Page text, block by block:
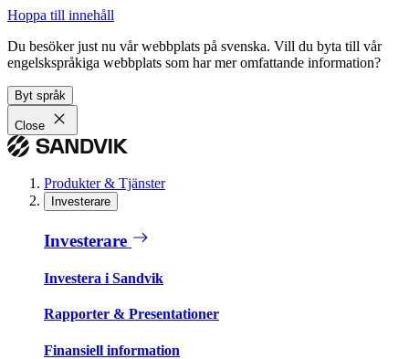
Hoppa till innehåll
Du besöker just nu vår webbplats på svenska. Vill du byta till vår
engelskspråkiga webbplats som har mer omfattande information?
Byt språk
Close
Produkter & Tjänster
Investerare
Investerare
Investera i Sandvik
Rapporter & Presentationer
Finansiell information